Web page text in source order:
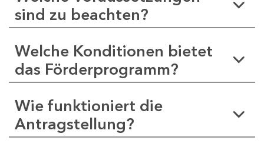
sind zu beachten?
Welche Konditionen bietet
das Förderprogramm?
Wie funktioniert die
Antragstellung?